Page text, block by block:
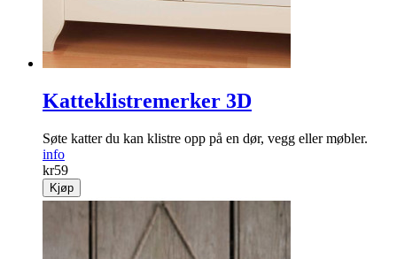
Katteklistremerker 3D
Søte katter du kan ­klistre opp på en dør, vegg eller møbler.
info
kr59
Kjøp